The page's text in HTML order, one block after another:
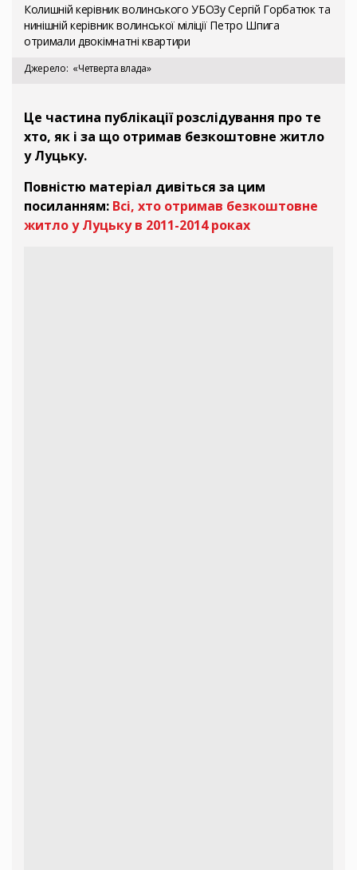
Колишній керівник волинського УБОЗу Сергій Горбатюк та
нинішній керівник волинської міліції Петро Шпига
отримали двокімнатні квартири
Джерело «Четверта влада»
Це частина публікації розслідування про те
хто, як і за що отримав безкоштовне житло
у Луцьку.
Повністю матеріал дивіться за цим
посиланням: Всі, хто отримав безкоштовне
житло у Луцьку в 2011-2014 роках